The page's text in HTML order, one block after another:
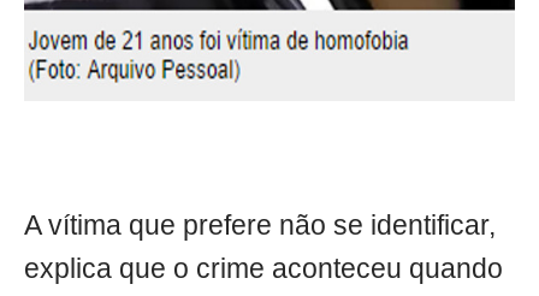
A vítima que prefere não se identificar,
explica que o crime aconteceu quando